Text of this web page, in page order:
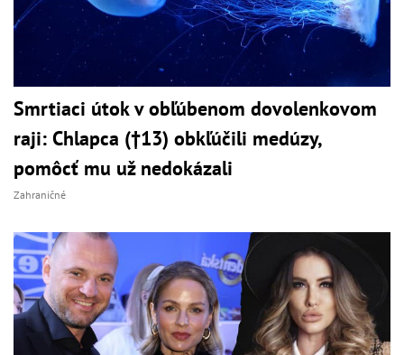
Smrtiaci útok v obľúbenom dovolenkovom
raji: Chlapca (†13) obkľúčili medúzy,
pomôcť mu už nedokázali
Zahraničné